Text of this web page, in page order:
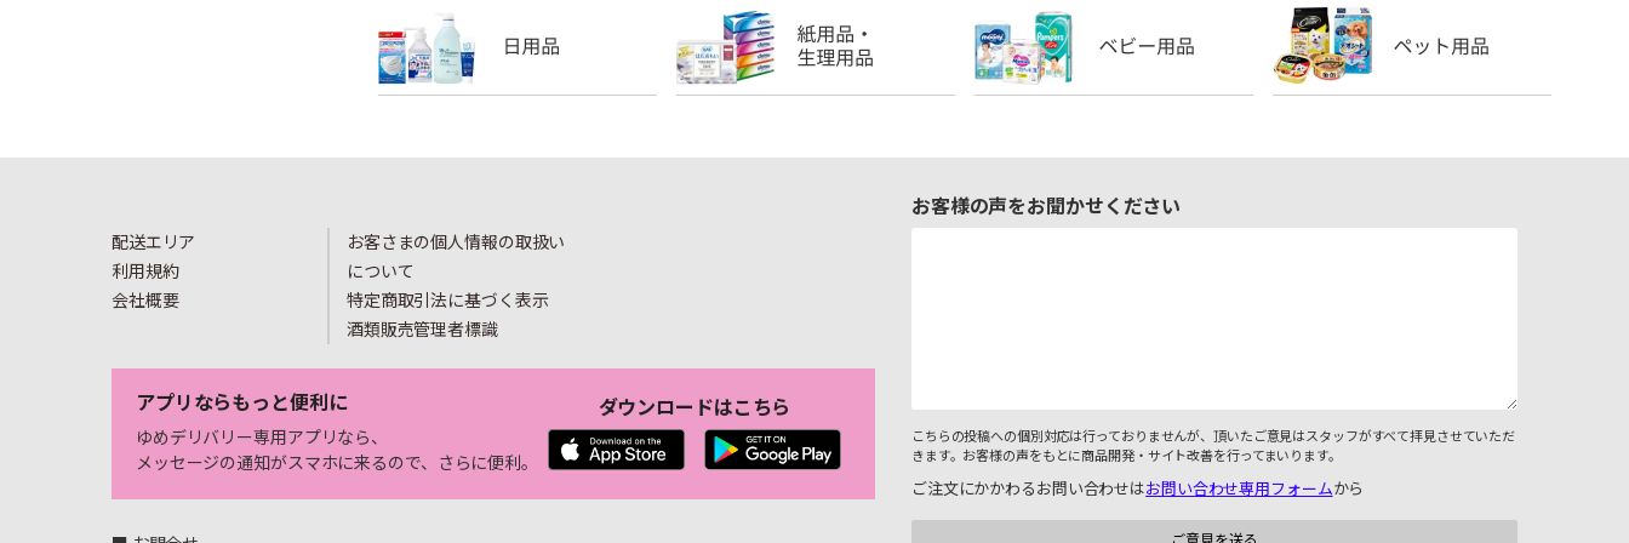
配送エリア
利用規約
会社概要
お客さまの個人情報の取扱い
について
特定商取引法に基づく表示
酒類販売管理者標識
アプリならもっと便利に
ゆめデリバリー専用アプリなら、
メッセージの通知がスマホに来るので、さらに便利。
ダウンロードはこちら
お客様の声をお聞かせください
こちらの投稿への個別対応は行っておりませんが、頂いたご意見はスタッフがすべて拝見させていただ
きます。お客様の声をもとに商品開発・サイト改善を行ってまいります。
ご注文にかかわるお問い合わせはお問い合わせ専用フォームから